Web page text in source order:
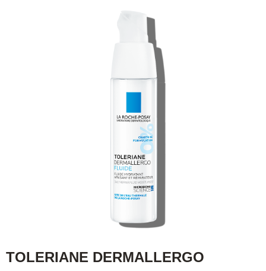
TOLERIANE DERMALLERGO